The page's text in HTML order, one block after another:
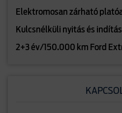
Elektromosan zárható
Kulcsnélküli nyitás és indítás
2+3 év/150.000 km Ford